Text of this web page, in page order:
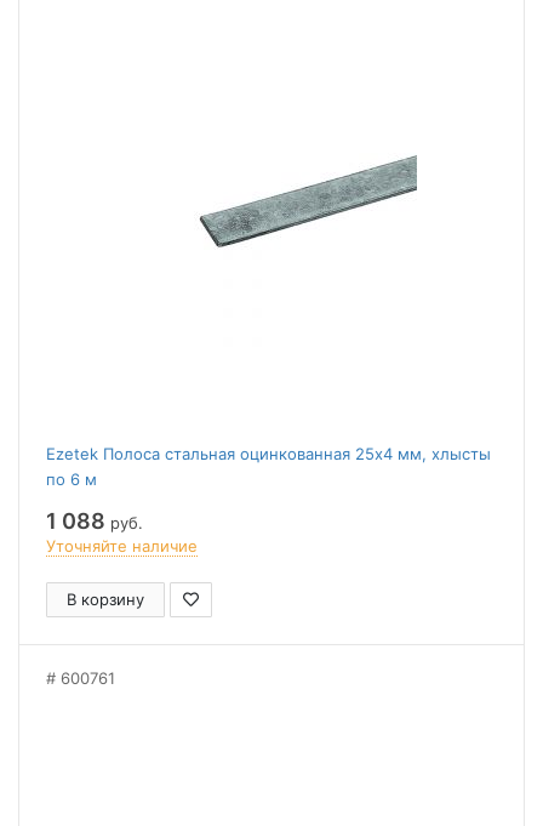
Ezetek Полоса стальная оцинкованная 25х4 мм, хлысты
по 6 м
1 088 руб.
Уточняйте наличие
В корзину
600761